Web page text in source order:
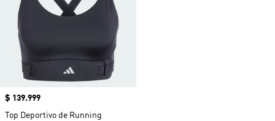
Precio
$ 139.999
Top Deportivo de Running